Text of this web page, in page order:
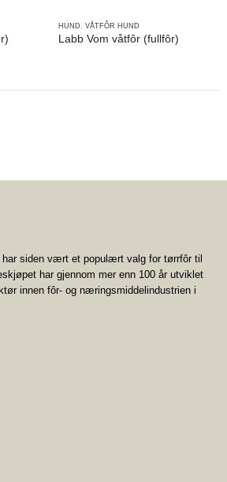
HUND , VÅTFÔR HUND
Labb Vom våtfôr (fullfôr)
har siden vært et populært valg for tørrfôr til
har gjennom mer enn 100 år utviklet
innen fôr- og næringsmiddelindustrien i